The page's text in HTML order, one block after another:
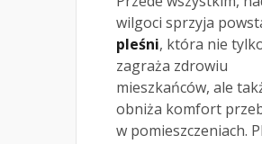
wilgoci sprzyja
pleśni, która nie
zagraża zdrowiu
mieszkańców, ale
obniża komfort
w pomieszczeniach.